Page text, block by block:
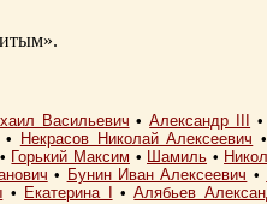
Васильевич •Александр III •
• Некрасов Николай Алексеевич •
• Горький Максим • Шамиль •
• Бунин Иван Алексеевич •
• Екатерина I •Алябьев